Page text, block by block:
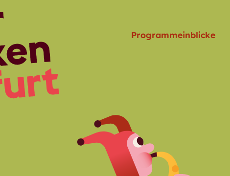
Programmeinblicke